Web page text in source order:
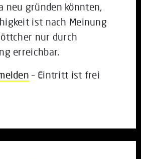
neu gründen könnten,
ist nach Meinung
nur durch
erreichbar.
– Eintritt ist frei